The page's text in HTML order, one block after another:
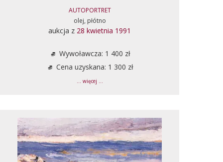
AUTOPORTRET
olej, płótno
aukcja z 28 kwietnia 1991
Wywoławcza: 1 400 zł
Cena uzyskana: 1 300 zł
... więcej ...